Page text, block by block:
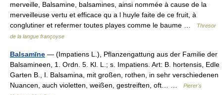
merveille, Balsamine, balsamines, ainsi nommée à cause de la
merveilleuse vertu et efficace qu a l huyle faite de ce fruit, à
conglutiner et refermer toutes playes comme le baume …
Thresor
de la langue françoyse
Balsamīne — (Impatiens L.), Pflanzengattung aus der Familie der
Balsamineen, 1. Ordn. 5. Kl. L.; s. Impatiens. Art: B. hortensis, Edle
Garten B., I. Balsamina, mit großen, rothen, in sehr verschiedenen
Nuancen, auch violetten, weißen, gestreiften, oft… …
Pierer's